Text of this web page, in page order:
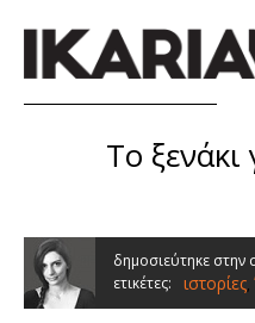
Το
δημοσιεύτηκε στην
ετικέτες: ιστορίες,